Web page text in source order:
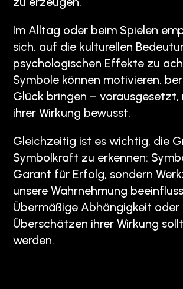
Im Alltag oder beim Spielen
sich, auf die kulturellen
psychologischen Effekte zu
Symbole können motivieren,
Glück bringen – vorausgesetzt,
ihrer Wirkung bewusst.
Gleichzeitig ist es wichtig, die
Symbolkraft zu erkennen:
Garant für Erfolg, sondern
unsere Wahrnehmung
Übermäßige Abhängigkeit oder
Überschätzen ihrer Wirkung
werden.